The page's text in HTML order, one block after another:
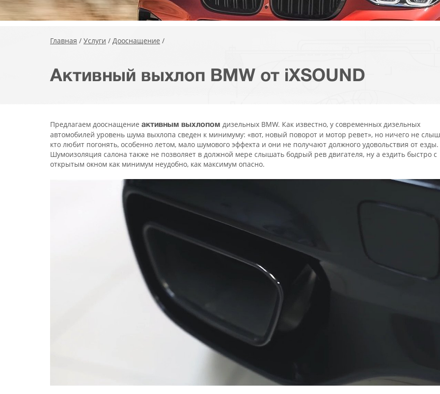
Главная / Услуги / Дооснащение /
Активный выхлоп BMW от iXSOUND
Предлагаем дооснащение активным выхлопом дизельных BMW. Как известно, у современных дизельных
автомобилей уровень шума выхлопа сведен к минимуму: «вот, новый поворот и мотор ревет», но ничего не
кто любит погонять, особенно летом, мало шумового эффекта и они не получают должного удовольствия от езды.
Шумоизоляция салона также не позволяет в должной мере слышать бодрый рев двигателя, ну а ездить быстро с
открытым окном как минимум неудобно, как максимум опасно.